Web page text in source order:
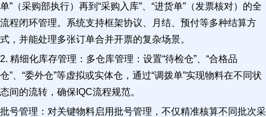
单”（采购部执行）再到“采购入库”、“进货单”（发票核对）的全
流程闭环管理。系统支持框架协议、月结、预付等多种结算方
式，并能处理多张订单合并开票的复杂场景。
2. 精细化库存管理：多仓库管理：设置“待检仓”、“合格品
仓”、“委外仓”等虚拟或实体仓，通过“调拨单”实现物料在不同状
态间的流转，确保IQC流程规范。
批号管理：对关键物料启用批号管理，不仅精准核算不同批次采